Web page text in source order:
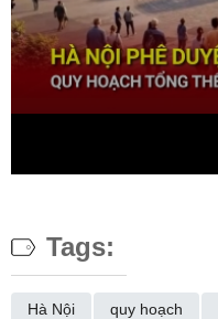
Tags:
Hà Nội quy hoạch